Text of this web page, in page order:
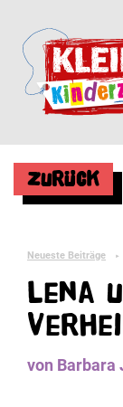
Zurück
Neueste Beiträge ►
Lena
von Barbara